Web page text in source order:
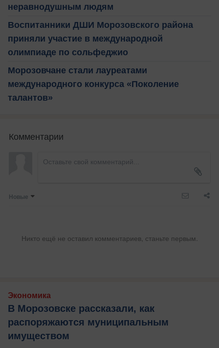
неравнодушным людям
Воспитанники ДШИ Морозовского района
приняли участие в международной
олимпиаде по сольфеджио
Морозовчане стали лауреатами
международного конкурса «Поколение
талантов»
Комментарии
Новые
Никто ещё не оставил комментариев, станьте первым.
Экономика
В Морозовске рассказали, как
распоряжаются муниципальным
имуществом